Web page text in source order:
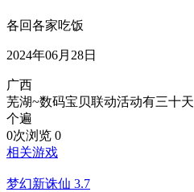
各回各家吃饭
2024年06月28日
广西
芜湖~数码宝贝联动活动有三十
个遍
0次浏览 0
相关游戏
梦幻新诛仙 3.7